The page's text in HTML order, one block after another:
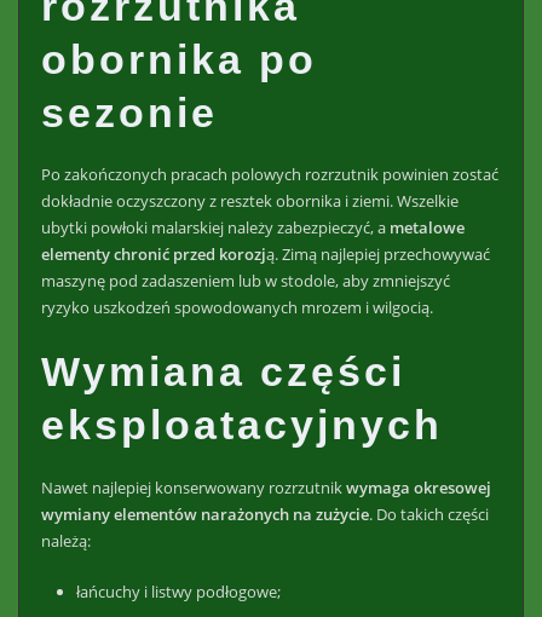
obornika po
sezonie
Po zakończonych pracach polowych rozrzutnik powinien zostać
dokładnie oczyszczony z resztek obornika i ziemi. Wszelkie
ubytki powłoki malarskiej należy zabezpieczyć, a metalowe
elementy chronić przed korozją. Zimą najlepiej przechowywać
maszynę pod zadaszeniem lub w stodole, aby zmniejszyć
ryzyko uszkodzeń spowodowanych mrozem i wilgocią.
Wymiana części
eksploatacyjnych
Nawet najlepiej konserwowany rozrzutnikwymaga okresowej
wymiany elementów narażonych na zużycie. Do takich części
należą:
łańcuchy i listwy podłogowe;